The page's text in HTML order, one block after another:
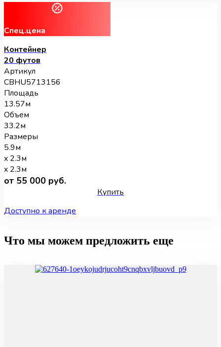
Спец.цена
Контейнер
20 футов
Артикул
CBHU5713156
Площадь
13.57м
Объем
33.2м
Размеры
5.9м
x 2.3м
x 2.3м
от 55 000 руб.
Купить
Доступно к аренде
Что мы можем предложить еще